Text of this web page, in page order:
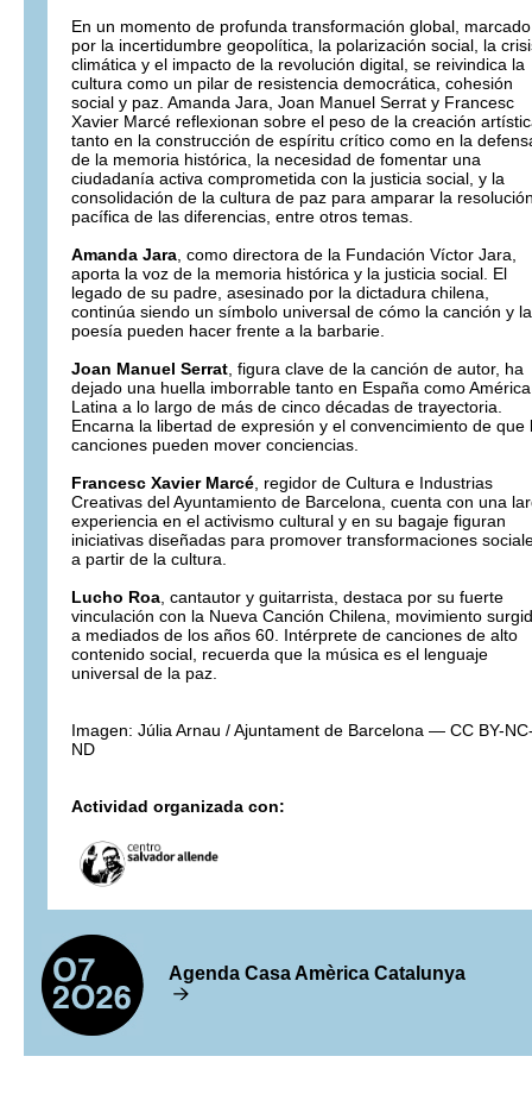
En un momento de profunda transformación global, marcado
por la incertidumbre geopolítica, la polarización social, la
climática y el impacto de la revolución digital, se reivindica la
cultura como un pilar de resistencia democrática, cohesión
social y paz. Amanda Jara, Joan Manuel Serrat y Francesc
Xavier Marcé reflexionan sobre el peso de la creación
tanto en la construcción de espíritu crítico como en la
de la memoria histórica, la necesidad de fomentar una
ciudadanía activa comprometida con la justicia social, y la
consolidación de la cultura de paz para amparar la
pacífica de las diferencias, entre otros temas.
Amanda Jara, como directora de la Fundación Víctor Jara,
aporta la voz de la memoria histórica y la justicia social. El
legado de su padre, asesinado por la dictadura chilena,
continúa siendo un símbolo universal de cómo la canción y la
poesía pueden hacer frente a la barbarie.
Joan Manuel Serrat, figura clave de la canción de autor, ha
dejado una huella imborrable tanto en España como América
Latina a lo largo de más de cinco décadas de trayectoria.
Encarna la libertad de expresión y el convencimiento de que
canciones pueden mover conciencias.
Francesc Xavier Marcé, regidor de Cultura e Industrias
Creativas del Ayuntamiento de Barcelona, cuenta con una
experiencia en el activismo cultural y en su bagaje figuran
iniciativas diseñadas para promover transformaciones
a partir de la cultura.
Lucho Roa, cantautor y guitarrista, destaca por su fuerte
vinculación con la Nueva Canción Chilena, movimiento
a mediados de los años 60. Intérprete de canciones de alto
contenido social, recuerda que la música es el lenguaje
universal de la paz.
Imagen: Júlia Arnau / Ajuntament de Barcelona — CC BY-
ND
Actividad organizada con:
Agenda Casa Amèrica Catalunya